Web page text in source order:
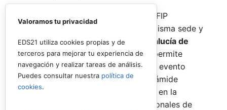
De forma paralela al desarrollo del FIP
Promises, la FAP organizará en la misma sede y
fechas losInternacionales de Andalucía de
Menores 2026. Esta cita paralela permite
incorporar la categoríabenjamín
al evento
global, completando así toda la pirámide
formativa.
El plazo para registrarse en la
categoría benjamín de los Internacionales de
Valoramos tu privacidad
EDS21 utiliza cookies propias y de
terceros para mejorar tu experiencia de
navegación y realizar tareas de análisis.
Puedes consultar nuestra política de
cookies.